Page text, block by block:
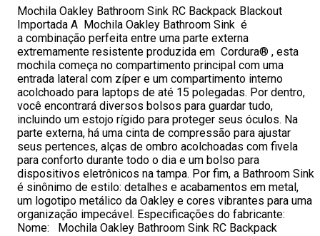
Mochila Oakley Bathroom Sink RC Backpack Blackout
Importada A Mochila Oakley Bathroom Sink é
a combinação perfeita entre uma parte externa
extremamente resistente produzida em Cordura® , esta
mochila começa no compartimento principal com uma
entrada lateral com zíper e um compartimento interno
acolchoado para laptops de até 15 polegadas. Por dentro,
você encontrará diversos bolsos para guardar tudo,
incluindo um estojo rígido para proteger seus óculos. Na
parte externa, há uma cinta de compressão para ajustar
seus pertences, alças de ombro acolchoadas com fivela
para conforto durante todo o dia e um bolso para
dispositivos eletrônicos na tampa. Por fim, a Bathroom Sink
é sinônimo de estilo: detalhes e acabamentos em metal,
um logotipo metálico da Oakley e cores vibrantes para uma
organização impecável. Especificações do fabricante:
Nome: Mochila Oakley Bathroom Sink RC Backpack